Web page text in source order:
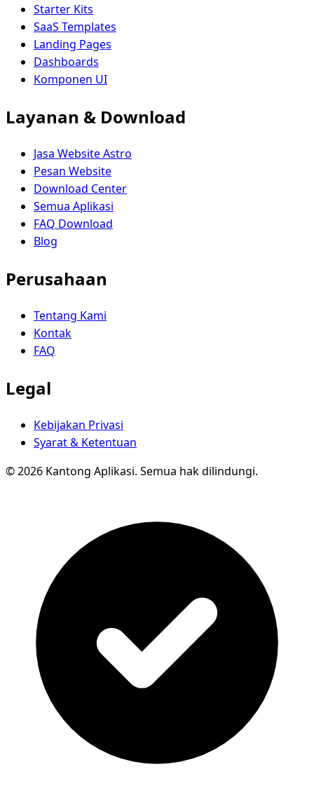
Starter Kits
SaaS Templates
Landing Pages
Dashboards
Komponen UI
Layanan & Download
Jasa Website Astro
Pesan Website
Download Center
Semua Aplikasi
FAQ Download
Blog
Perusahaan
Tentang Kami
Kontak
FAQ
Legal
Kebijakan Privasi
Syarat & Ketentuan
© 2026 Kantong Aplikasi. Semua hak dilindungi.